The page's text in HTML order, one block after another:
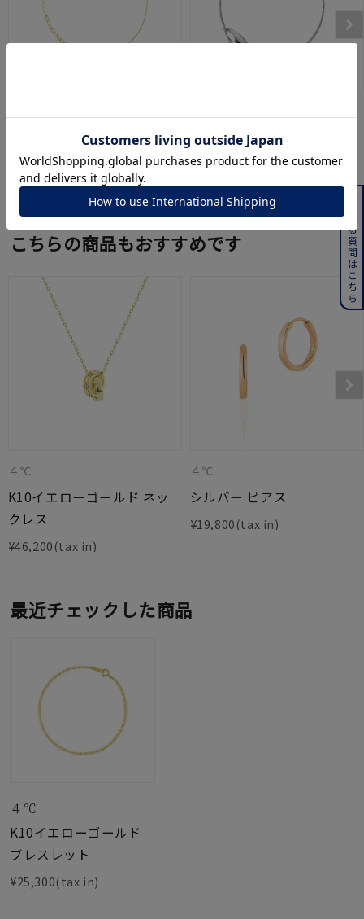
K10イエローゴールド ブレ
スレット
19,800
シルバー ブレスレット
¥24,200
こちらの商品もおすすめです
４℃
K10イエローゴールド ネッ
クレス
¥46,200
４℃
シルバー ピアス
¥19,800
最近チェックした商品
４℃
K10イエローゴールド
ブレスレット
¥25,300(tax in)
よくある質問はこちら